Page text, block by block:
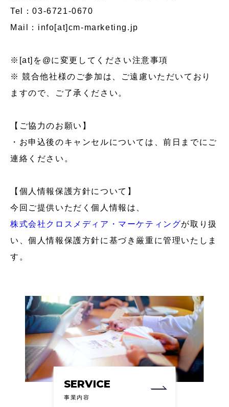
Tel：03-6721-0670
Mail：info[at]cm-marketing.jp
※[at]を@に変更してください注意事項
※ 競合他社様のご参加は、ご遠慮いただいており
ますので、ご了承ください。
【ご協力のお願い】
・お申込後のキャンセルについては、前日までにご
連絡ください。
【個人情報保護方針について】
今回ご提供いただく個人情報は、
株式会社クロスメディア・マーケティングが取り扱
い、個人情報保護方針に基づき厳重に管理いたしま
す。
SERVICE
事業内容